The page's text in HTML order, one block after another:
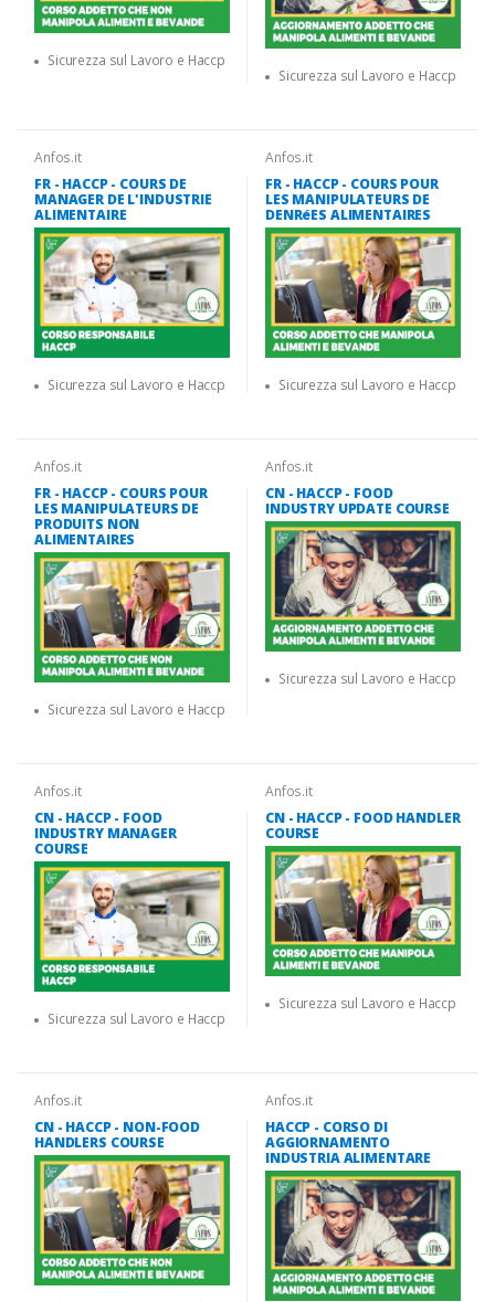
Sicurezza sul Lavoro e Haccp
Sicurezza sul Lavoro e Haccp
Anfos.it
FR - HACCP - COURS DE
MANAGER DE L'INDUSTRIE
ALIMENTAIRE
Sicurezza sul Lavoro e Haccp
Anfos.it
FR - HACCP - COURS POUR
LES MANIPULATEURS DE
DENRéES ALIMENTAIRES
Sicurezza sul Lavoro e Haccp
Anfos.it
FR - HACCP - COURS POUR
LES MANIPULATEURS DE
PRODUITS NON
ALIMENTAIRES
Sicurezza sul Lavoro e Haccp
Anfos.it
CN - HACCP - FOOD
INDUSTRY UPDATE COURSE
Sicurezza sul Lavoro e Haccp
Anfos.it
CN - HACCP - FOOD
INDUSTRY MANAGER
COURSE
Sicurezza sul Lavoro e Haccp
Anfos.it
CN - HACCP - FOOD HANDLER
COURSE
Sicurezza sul Lavoro e Haccp
Anfos.it
CN - HACCP - NON-FOOD
HANDLERS COURSE
Anfos.it
HACCP - CORSO DI
AGGIORNAMENTO
INDUSTRIA ALIMENTARE